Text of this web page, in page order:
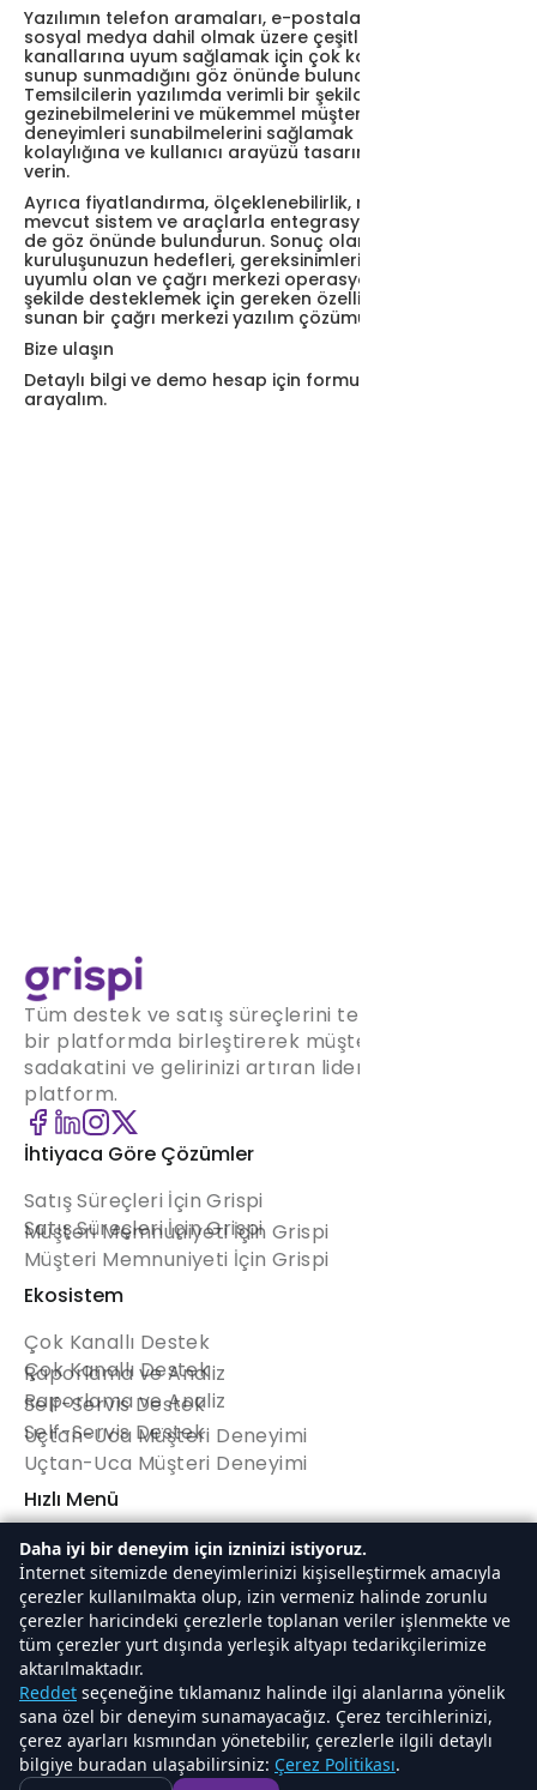
Yazılımın telefon aramaları, e-postalar, canlı sohbet ve
sosyal medya dahil olmak üzere çeşitli iletişim
kanallarına uyum sağlamak için çok kanallı destek
sunup sunmadığını göz önünde bulundurun.
Temsilcilerin yazılımda verimli bir şekilde
gezinebilmelerini ve mükemmel müşteri hizmetleri
deneyimleri sunabilmelerini sağlamak için kullanım
kolaylığına ve kullanıcı arayüzü tasarımına öncelik
verin.
Ayrıca fiyatlandırma, ölçeklenebilirlik, müşteri desteği,
mevcut sistem ve araçlarla entegrasyon gibi faktörleri
de göz önünde bulundurun. Sonuç olarak
kuruluşunuzun hedefleri, gereksinimleri ve bütçesiyle
uyumlu olan ve çağrı merkezi operasyonlarınızı etkili bir
şekilde desteklemek için gereken özellikleri ve esnekliği
sunan bir çağrı merkezi yazılım çözümü seçin.
Bize ulaşın
Detaylı bilgi ve demo hesap için formu doldurun, biz sizi
arayalım.
Tüm destek ve satış süreçlerini tek
bir platformda birleştirerek müşteri
sadakatini ve gelirinizi artıran lider
platform.
İhtiyaca Göre Çözümler
Satış Süreçleri İçin Grispi
Satış Süreçleri İçin Grispi
Müşteri Memnuniyeti İçin Grispi
Müşteri Memnuniyeti İçin Grispi
Ekosistem
Çok Kanallı Destek
Çok Kanallı Destek
Raporlama ve Analiz
Raporlama ve Analiz
Self-Servis Destek
Self-Servis Destek
Uçtan-Uca Müşteri Deneyimi
Uçtan-Uca Müşteri Deneyimi
Hızlı Menü
Anasayfa
Anasayfa
Hakkımızda
Hakkımızda
Fiyatlandırma
Fiyatlandırma
Ücretsiz Deneyin
Ücretsiz Deneyin
Daha iyi bir deneyim için izninizi istiyoruz.
İnternet sitemizde deneyimlerinizi kişiselleştirmek amacıyla
çerezler kullanılmakta olup, izin vermeniz halinde zorunlu
çerezler haricindeki çerezlerle toplanan veriler işlenmekte ve
tüm çerezler yurt dışında yerleşik altyapı tedarikçilerimize
aktarılmaktadır.
Reddet seçeneğine tıklamanız halinde ilgi alanlarına yönelik
sana özel bir deneyim sunamayacağız. Çerez tercihlerinizi,
çerez ayarları kısmından yönetebilir, çerezlerle ilgili detaylı
bilgiye buradan ulaşabilirsiniz: Çerez Politikası.